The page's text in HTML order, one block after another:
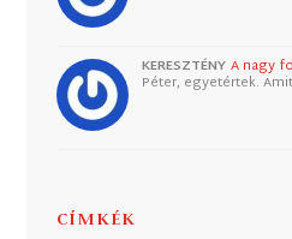
KERESZTÉNY A nagy
Péter, egyetértek.
CÍMKÉK